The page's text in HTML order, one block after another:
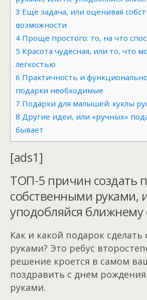
3 Еще задача, или оценивая
возможности
4 Проще простого: то, на что
5 Красота чудесная, или то, что
легкостью
6 Практичность и
подарки необходимые
7 Подарки для малышей: куклы
8 Другие идеи, или «ручных»
бывает
[ads1]
ТОП-5 причин создать
собственными руками,
уподобляйся ближнему
Как и какой подарок
руками? Это ребус
решение кроется в самом
поздравить с днем
руками.